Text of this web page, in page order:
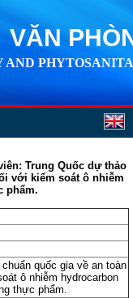
VĂN
Trung Quốc dự thảo
với kiểm soát ô nhiễm
phẩm.
quốc gia về an toàn
ô nhiễm hydrocarbon
thực phẩm.